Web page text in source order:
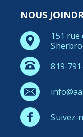
NOUS
151 rue
819-
Suivez-